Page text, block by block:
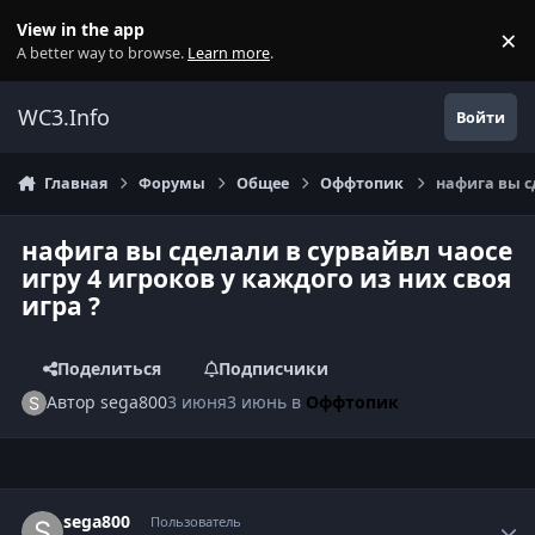
View in the app
A better way to browse. Learn more. ×
WC3.Info Войти
Главная Форумы Общее Оффтопик нафига вы
нафига вы сделали в сурвайвл чаосе
игру 4 игроков у каждого из них своя
игра ?
Поделиться
Подписчики
Авторsega8003 июня3 июнь в Оффтопик
sega800 Пользователь